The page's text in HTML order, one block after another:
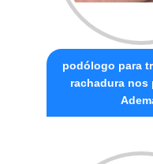
podólogo para
rachadura nos